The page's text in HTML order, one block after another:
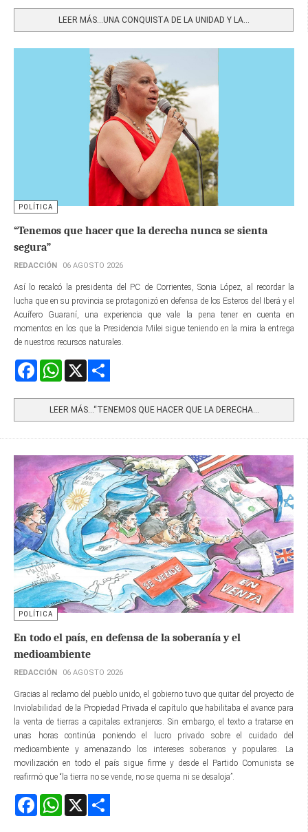
LEER MÁS…UNA CONQUISTA DE LA UNIDAD Y LA...
POLÍTICA
“Tenemos que hacer que la derecha nunca se sienta
segura”
REDACCIÓN 06 AGOSTO 2026
Así lo recalcó la presidenta del PC de Corrientes, Sonia López, al recordar la
lucha que en su provincia se protagonizó en defensa de los Esteros del Iberá y el
Acuífero Guaraní, una experiencia que vale la pena tener en cuenta en
momentos en los que la Presidencia Milei sigue teniendo en la mira la entrega
de nuestros recursos naturales.
FacebookWhatsApp
LEER MÁS…“TENEMOS QUE HACER QUE LA DERECHA...
POLÍTICA
En todo el país, en defensa de la soberanía y el
medioambiente
REDACCIÓN 06 AGOSTO 2026
Gracias al reclamo del pueblo unido, el gobierno tuvo que quitar del proyecto de
Inviolabilidad de la Propiedad Privada el capítulo que habilitaba el avance para
la venta de tierras a capitales extranjeros. Sin embargo, el texto a tratarse en
unas horas continúa poniendo el lucro privado sobre el cuidado del
medioambiente y amenazando los intereses soberanos y populares. La
movilización en todo el país sigue firme y desde el Partido Comunista se
reafirmó que “la tierra no se vende, no se quema ni se desaloja”.
FacebookWhatsApp